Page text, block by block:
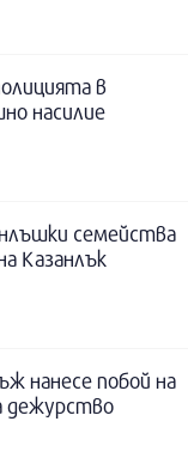
в
насилие
семейства
Казанлък
нанесе побой на
дежурство